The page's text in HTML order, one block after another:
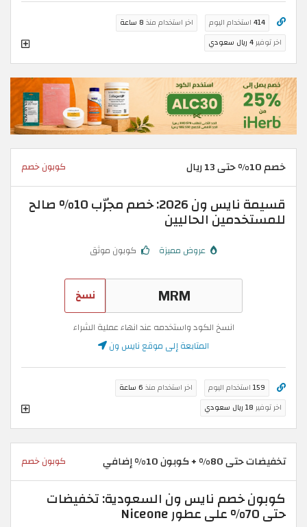
414 استخدام اليوم اخر استخدام منذ 8 ساعة
اخر توفير4 ريال سعودي
خصم 10% حتى 13 ريال كوبون خصم
قسيمة نايس ون 2026: خصم مجرّب 10% صالح
للمستخدمين الحاليين
عروض مميزة كوبون موثق
نسخ
انسخ الكود واستخدمه عند انهاء عملية الشراء
المتابعة إلى موقع نايس ون
159 استخدام اليوم اخر استخدام منذ 6 ساعة
اخر توفير 18 ريال سعودي
تخفيضات حتى 80% + كوبون 10% إضافي كوبون خصم
كوبون خصم نايس ون السعودية: تخفيضات
حتى 70% على عطور Niceone